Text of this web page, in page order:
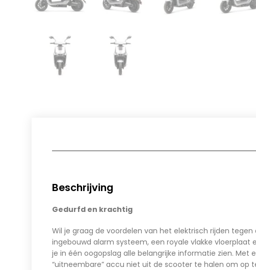
Beschrijving
Gedurfd en krachtig
Wil je graag de voordelen van het elektrisch rijden
ingebouwd alarm systeem, een royale vlakke
je in één oogopslag alle belangrijke informatie zien.
“uitneembare” accu niet uit de scooter te halen om op